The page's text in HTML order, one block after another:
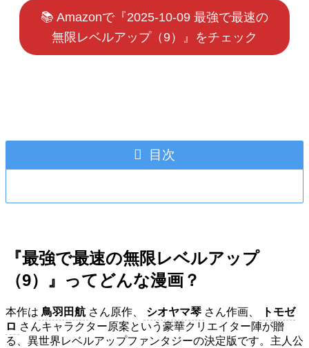
📚 Amazonで『2025-10-09 最強で最速の
無限レベルアップ（9）』をチェック
目次
『最強で最速の無限レベルアップ
（9）』ってどんな漫画？
本作は 鳥羽田航 さん原作、 シオヤマ琴 さん作画、
トモゼ
ロ さんキャラクター原案という豪華クリエイター陣が贈
る、異世界レベルアップファンタジーの決定版です。主人公